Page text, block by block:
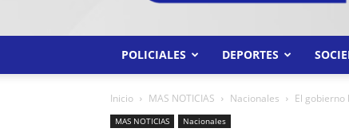
POLICIALES DEPORTES
Inicio MAS NOTICIAS Nacionales El gobierno
MAS NOTICIAS Nacionales